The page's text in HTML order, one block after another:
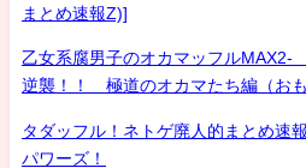
まとめ速報Z)]
乙女系腐男子のオカマッフル
逆襲！！ 極道のオカマたち編（おも
タダッフル！ネトゲ廃人的まとめ速
パワーズ！